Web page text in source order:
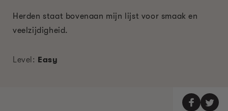
Herden staat bovenaan mijn lijst voor smaak en
veelzijdigheid.
Level: Easy